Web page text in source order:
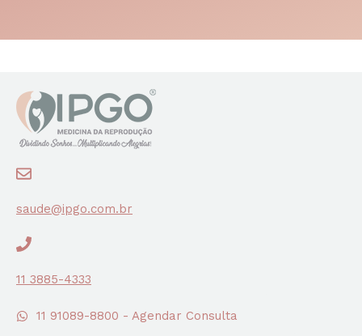
saude@ipgo.com.br
11 3885-4333
11 91089-8800 - Agendar Consulta